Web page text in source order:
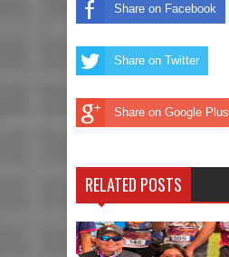
Share on Facebook
Share on Twitter
Share on Google Plus
RELATED POSTS